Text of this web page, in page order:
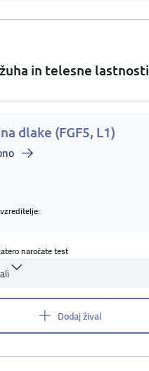
in telesne lastnosti
dlake (FGF5, L1)
naročate test
Dodaj žival